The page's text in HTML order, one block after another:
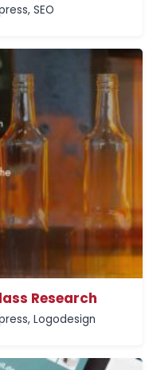
, SEO
Research
, Logodesign